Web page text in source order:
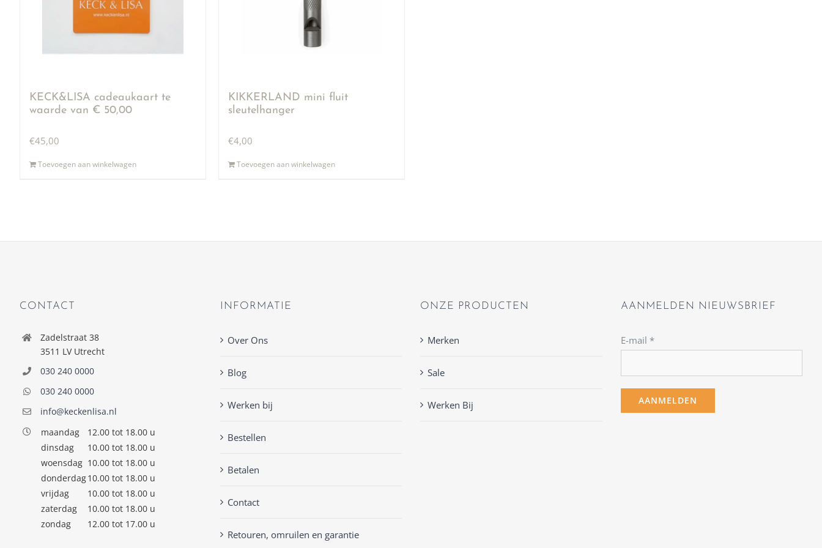
KECK&LISA cadeaukaart te
waarde van € 50,00
€45,00
Toevoegen aan winkelwagen
KIKKERLAND mini fluit
sleutelhanger
€4,00
Toevoegen aan winkelwagen
CONTACT
Zadelstraat 38
3511 LV Utrecht
030 240 0000
030 240 0000
info@keckenlisa.nl
maandag
12.00 tot 18.00 u
dinsdag
10.00 tot 18.00 u
woensdag 10.00 tot 18.00 u
donderdag10.00 tot 18.00 u
vrijdag
10.00 tot 18.00 u
zaterdag
10.00 tot 18.00 u
zondag
12.00 tot 17.00 u
INFORMATIE
Over Ons
Blog
Werken bij
Bestellen
Betalen
Contact
Retouren, omruilen en garantie
ONZE PRODUCTEN
Merken
Sale
Werken Bij
AANMELDEN NIEUWSBRIEF
E-mail *